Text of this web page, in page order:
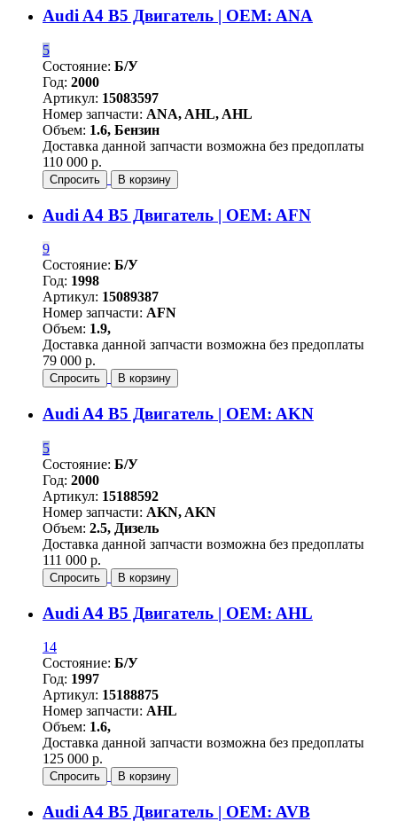
Audi A4 B5 Двигатель | OEM: ANA
5
Состояние: Б/У
Год: 2000
Артикул: 15083597
Номер запчасти: ANA, AHL, AHL
Объем: 1.6, Бензин
Доставка данной запчасти возможна без предоплаты
110 000 р.
Спросить В корзину
Audi A4 B5 Двигатель | OEM: AFN
9
Состояние: Б/У
Год: 1998
Артикул: 15089387
Номер запчасти: AFN
Объем: 1.9,
Доставка данной запчасти возможна без предоплаты
79 000 р.
Спросить В корзину
Audi A4 B5 Двигатель | OEM: AKN
5
Состояние: Б/У
Год: 2000
Артикул: 15188592
Номер запчасти: AKN, AKN
Объем: 2.5, Дизель
Доставка данной запчасти возможна без предоплаты
111 000 р.
Спросить В корзину
Audi A4 B5 Двигатель | OEM: AHL
14
Состояние: Б/У
Год: 1997
Артикул: 15188875
Номер запчасти: AHL
Объем: 1.6,
Доставка данной запчасти возможна без предоплаты
125 000 р.
Спросить В корзину
Audi A4 B5 Двигатель | OEM: AVB